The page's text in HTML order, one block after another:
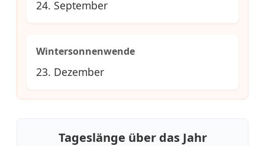
24. September
Wintersonnenwende
23. Dezember
Tageslänge über das Jahr